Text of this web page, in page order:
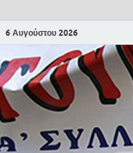
6 Αυγούστου 2026